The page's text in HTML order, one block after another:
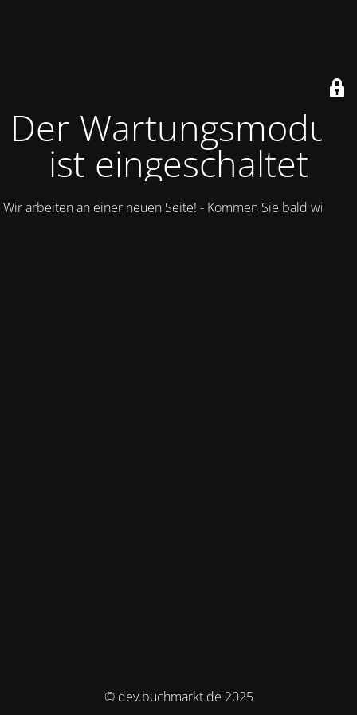
Der Wartungsmodus
ist eingeschaltet
Wir arbeiten an einer neuen Seite! - Kommen Sie bald wieder.
© dev.buchmarkt.de 2025